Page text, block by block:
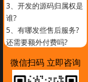
3、 开发的源码归属权是
谁?
5、 有哪发些售后服务?
还需要额外付费吗?
微信扫码 立即咨询